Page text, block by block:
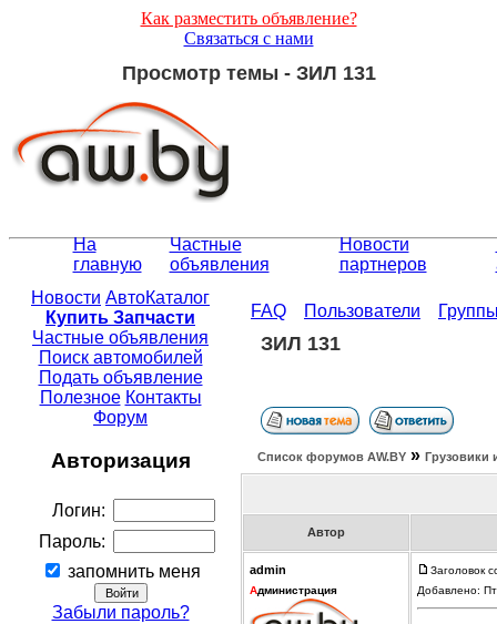
Как разместить объявление?
Связаться с нами
Просмотр темы - ЗИЛ 131
На
главную
Частные
объявления
Новости
партнеров
Новости АвтоКаталог
Купить Запчасти
Частные объявления
Поиск автомобилей
Подать объявление
Полезное Контакты
Форум
Авторизация
Логин:
Пароль:
запомнить меня
Забыли пароль?
FAQ Пользователи
ЗИЛ 131
Список форумов АW.BY » Грузовики
Автор
admin
Администрация
Заголовок
Добавлено: